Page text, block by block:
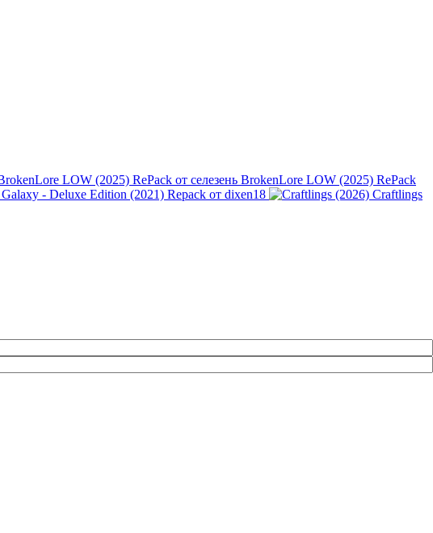
BrokenLore LOW (2025) RePack
- Deluxe Edition (2021) Repack от dixen18
Craftlings